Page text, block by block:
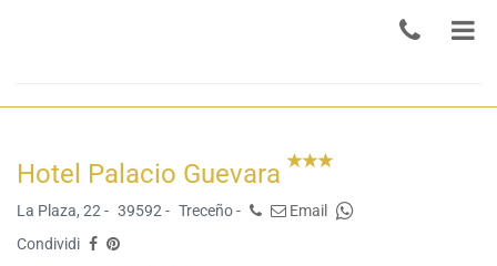
Hotel Palacio Guevara
La Plaza, 22 - 39592 - Treceño -
Email
Condividi